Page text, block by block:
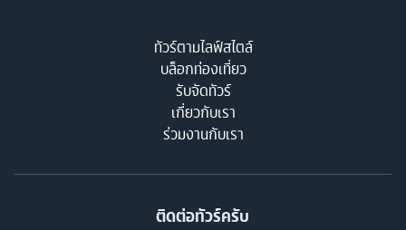
ทัวร์ตามไลฟ์สไตล์
บล็อกท่องเที่ยว
รับจัดทัวร์
เกี่ยวกับเรา
ร่วมงานกับเรา
ติดต่อทัวร์ครับ